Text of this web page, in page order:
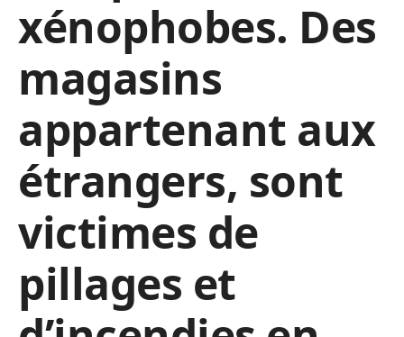
xénophobes. Des
magasins
appartenant aux
étrangers, sont
victimes de
pillages et